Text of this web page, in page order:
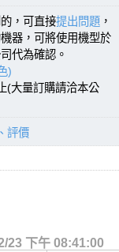
，可直接提出問題 ，
器，可將使用機型於
代為確認。
)
(大量訂購請洽本公
評價
23 下午 08:41:00